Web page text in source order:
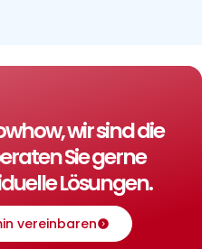
wir sind die
Sie gerne
Lösungen.
vereinbaren